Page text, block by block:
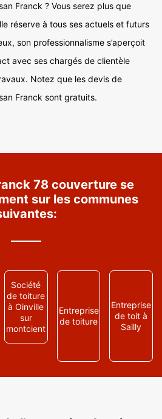
Franck ? Vous serez plus que
réserve à tous ses actuels et futurs
son professionnalisme s’aperçoit
avec ses chargés de clientèle
Notez que les devis de
Franck sont gratuits.
78 couverture se
sur les communes
Société
de toiture
à Oinville
sur
montcient
Entreprise
de toiture
Entreprise
de toit à
Sailly